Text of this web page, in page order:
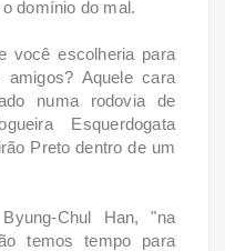
domínio do mal.
você escolheria para
Aquele cara
numa rodovia de
Esquerdogata
Preto dentro de um
Chul Han, "na
temos tempo para